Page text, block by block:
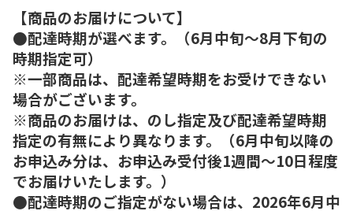
【商品のお届けについて】
●配達時期が選べます。（6月中旬～8月下旬の
時期指定可）
※一部商品は、配達希望時期をお受けできない
場合がございます。
※商品のお届けは、のし指定及び配達希望時期
指定の有無により異なります。（6月中旬以降の
お申込み分は、お申込み受付後1週間～10日程度
でお届けいたします。）
●配達時期のご指定がない場合は、2026年6月中